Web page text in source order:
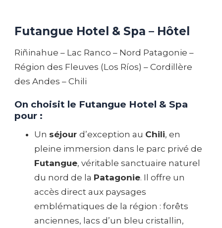
Futangue Hotel & Spa – Hôtel
Riñinahue – Lac Ranco – Nord Patagonie –
Région des Fleuves (Los Ríos) – Cordillère
des Andes – Chili
On choisit le Futangue Hotel & Spa
pour :
Un séjour d’exception au Chili, en
pleine immersion dans le parc privé de
Futangue, véritable sanctuaire naturel
du nord de la Patagonie. Il offre un
accès direct aux paysages
emblématiques de la région : forêts
anciennes, lacs d’un bleu cristallin,